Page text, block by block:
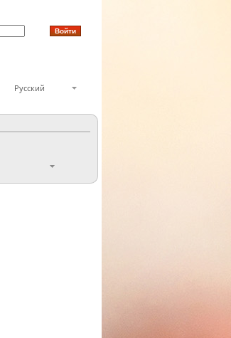
Русский